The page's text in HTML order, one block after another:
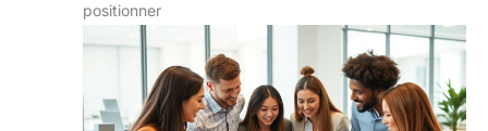
positionner